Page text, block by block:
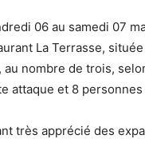
06 au samedi 07
La Terrasse,
au nombre de trois,
attaque et 8
très apprécié des